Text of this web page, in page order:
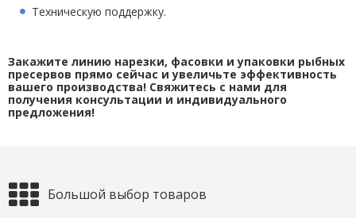
Техническую поддержку.
Закажите линию нарезки, фасовки и упаковки рыбных
пресервов прямо сейчас и увеличьте эффективность
вашего производства! Свяжитесь с нами для
получения консультации и индивидуального
предложения!
Большой выбор товаров